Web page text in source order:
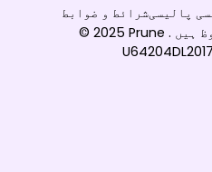
© 2025 Prune . تمام حقوق محفوظ ہیں CIN
شرائط و ضوابطپالیسی